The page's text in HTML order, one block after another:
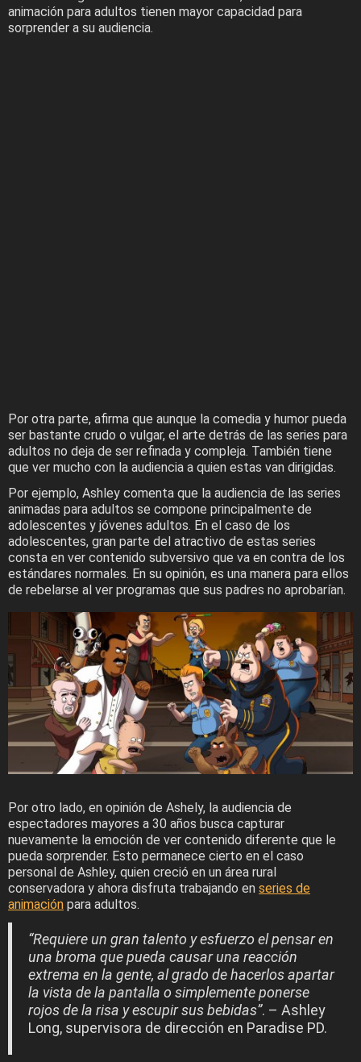
animación para adultos tienen mayor capacidad para
sorprender a su audiencia.
Por otra parte, afirma que aunque la comedia y humor pueda
ser bastante crudo o vulgar, el arte detrás de las series para
adultos no deja de ser refinada y compleja. También tiene
que ver mucho con la audiencia a quien estas van dirigidas.
Por ejemplo, Ashley comenta que la audiencia de las series
animadas para adultos se compone principalmente de
adolescentes y jóvenes adultos. En el caso de los
adolescentes, gran parte del atractivo de estas series
consta en ver contenido subversivo que va en contra de los
estándares normales. En su opinión, es una manera para ellos
de rebelarse al ver programas que sus padres no aprobarían.
Por otro lado, en opinión de Ashely, la audiencia de
espectadores mayores a 30 años busca capturar
nuevamente la emoción de ver contenido diferente que le
pueda sorprender. Esto permanece cierto en el caso
personal de Ashley, quien creció en un área rural
conservadora y ahora disfruta trabajando en series de
animación para adultos.
“Requiere un gran talento y esfuerzo el pensar en
una broma que pueda causar una reacción
extrema en la gente, al grado de hacerlos apartar
la vista de la pantalla o simplemente ponerse
rojos de la risa y escupir sus bebidas”. – Ashley
Long, supervisora de dirección en Paradise PD.